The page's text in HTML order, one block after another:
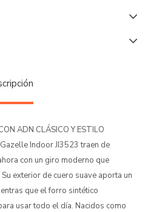
ADN CLÁSICO Y ESTILO
Indoor JI3523 traen de
con un giro moderno que
exterior de cuero suave aporta un
que el forro sintético
usar todo el día. Nacidos como